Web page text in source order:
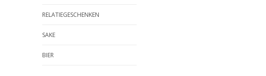
RELATIEGESCHENKEN
SAKE
BIER